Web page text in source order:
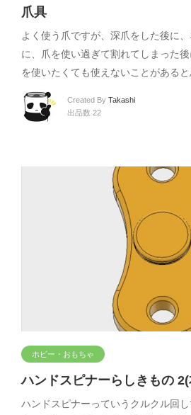
爪具
よく使う爪ですが、深爪をした後に
に、爪を使い過ぎて割れてしまった
を使いたくても使えないことがある
Created By Takashi
出品数 22
ホビー・おもちゃ
ハンドスピナーらしきもの
ハンドスピナーっていうクルクル回